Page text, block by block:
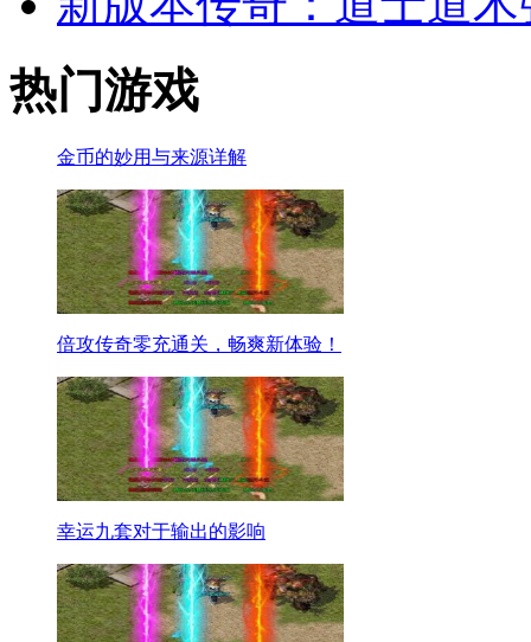
热门游戏
金币的妙用与来源详解
倍攻传奇零充通关，畅爽新体验！
幸运九套对于输出的影响